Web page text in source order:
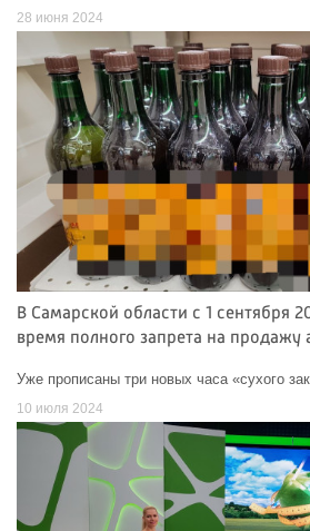
28 июня 2024
В Самарской области с 1 сентября
время полного запрета на продажу
Уже прописаны три новых часа «сухого
10 июля 2024